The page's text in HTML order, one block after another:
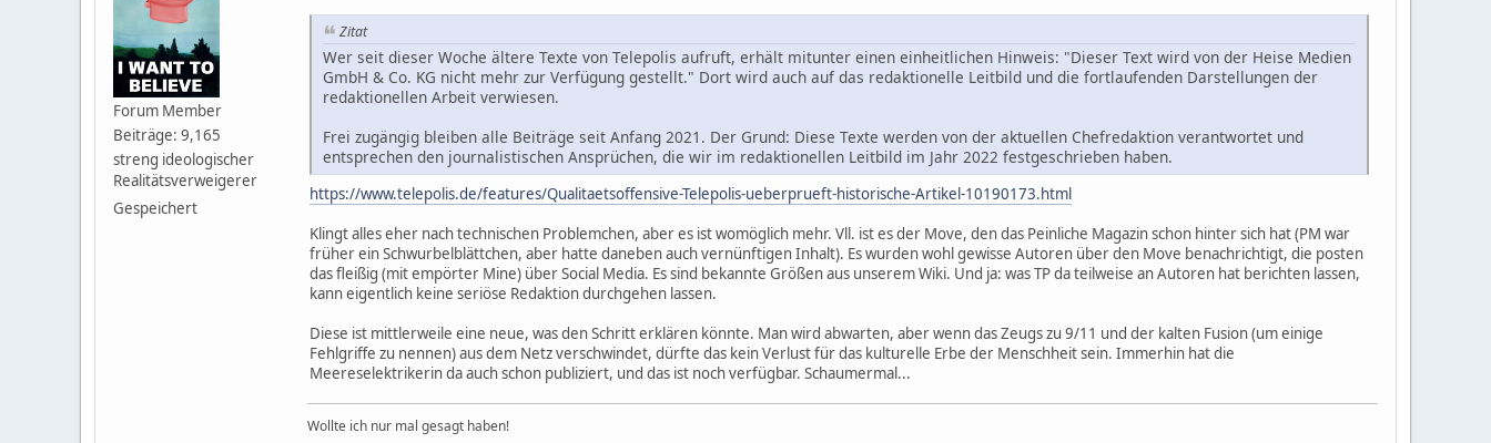
Forum Member
Beiträge: 9,165
streng ideologischer
Realitätsverweigerer
Gespeichert
Zitat
Wer seit dieser Woche ältere Texte von Telepolis aufruft, erhält mitunter einen einheitlichen Hinweis: "Dieser Text wird von der Heise Medien
GmbH & Co. KG nicht mehr zur Verfügung gestellt." Dort wird auch auf das redaktionelle Leitbild und die fortlaufenden Darstellungen der
redaktionellen Arbeit verwiesen.
Frei zugängig bleiben alle Beiträge seit Anfang 2021. Der Grund: Diese Texte werden von der aktuellen Chefredaktion verantwortet und
entsprechen den journalistischen Ansprüchen, die wir im redaktionellen Leitbild im Jahr 2022 festgeschrieben haben.
https://www.telepolis.de/features/Qualitaetsoffensive-Telepolis-ueberprueft-historische-Artikel-10190173.html
Klingt alles eher nach technischen Problemchen, aber es ist womöglich mehr. Vll. ist es der Move, den das Peinliche Magazin schon hinter sich hat (PM war
früher ein Schwurbelblättchen, aber hatte daneben auch vernünftigen Inhalt). Es wurden wohl gewisse Autoren über den Move benachrichtigt, die posten
das fleißig (mit empörter Mine) über Social Media. Es sind bekannte Größen aus unserem Wiki. Und ja: was TP da teilweise an Autoren hat berichten lassen,
kann eigentlich keine seriöse Redaktion durchgehen lassen.
Diese ist mittlerweile eine neue, was den Schritt erklären könnte. Man wird abwarten, aber wenn das Zeugs zu 9/11 und der kalten Fusion (um einige
Fehlgriffe zu nennen) aus dem Netz verschwindet, dürfte das kein Verlust für das kulturelle Erbe der Menschheit sein. Immerhin hat die
Meereselektrikerin da auch schon publiziert, und das ist noch verfügbar. Schaumermal...
Wollte ich nur mal gesagt haben!